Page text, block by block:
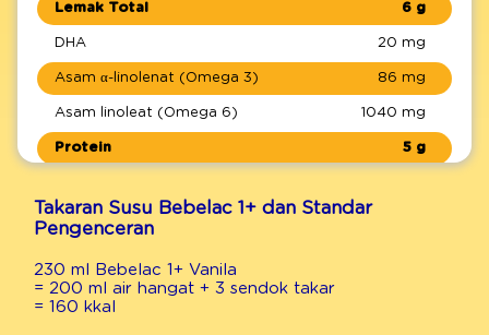
Lemak Total 6 g
DHA 20 mg
Asam α-linolenat (Omega 3) 86 mg
Asam linoleat (Omega 6) 1040 mg
Protein 5 g
Serat Pangan
Galakto Oligosakarida (GOS)
Takaran Susu Bebelac 1+ dan Standar
Pengenceran
230 ml Bebelac 1+ Vanila
= 200 ml air hangat + 3 sendok takar
= 160 kkal